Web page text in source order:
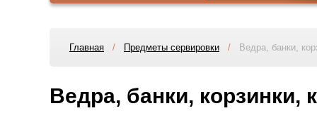
Главная / Предметы сервировки / Ведра, банки,
Ведра, банки,